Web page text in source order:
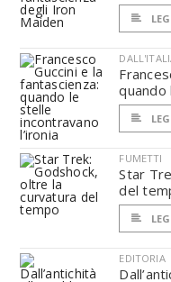
quando
FUMETTI
Star
del
EDITORIA